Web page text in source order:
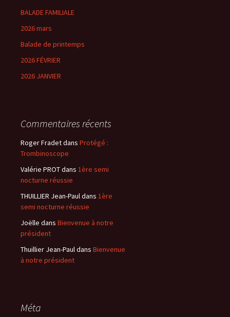
BALADE FAMILIALE
2026 mars
Balade de printemps
2026 FÉVRIER
2026 JANVIER
Commentaires récents
Roger Fradetdans Protégé :
Trombinoscope
Valérie PROTdans 1ère semi
nocturne réussie
THUILLIER Jean-Pauldans 1ère
semi nocturne réussie
Joëlle dans Bienvenue à notre
président
Thuillier Jean-Pauldans Bienvenue
à notre président
Méta